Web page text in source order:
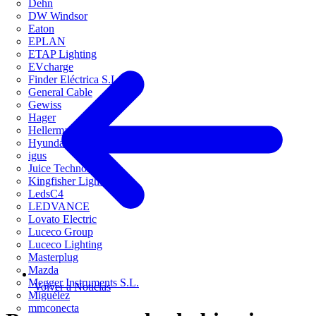
Dehn
DW Windsor
Eaton
EPLAN
ETAP Lighting
EVcharge
Finder Eléctrica S.L.U
General Cable
Gewiss
Hager
HellermannTyton
Hyundai Electric
igus
Juice Technology
Kingfisher Lighting
LedsC4
LEDVANCE
Lovato Electric
Luceco Group
Luceco Lighting
Masterplug
Mazda
Megger Instruments S.L.
Miguélez
mmconecta
Volver a Noticias